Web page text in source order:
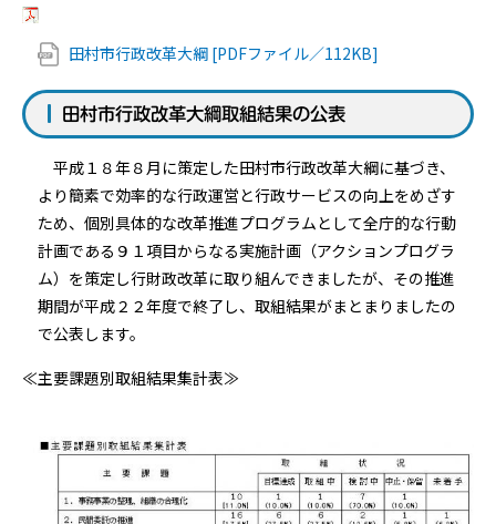
田村市行政改革大綱 [PDFファイル／112KB]
田村市行政改革大綱取組結果の公表
平成１８年８月に策定した田村市行政改革大綱に基づき、
より簡素で効率的な行政運営と行政サービスの向上をめざす
ため、個別具体的な改革推進プログラムとして全庁的な行動
計画である９１項目からなる実施計画（アクションプログラ
ム）を策定し行財政改革に取り組んできましたが、その推進
期間が平成２２年度で終了し、取組結果がまとまりましたの
で公表します。
≪主要課題別取組結果集計表≫